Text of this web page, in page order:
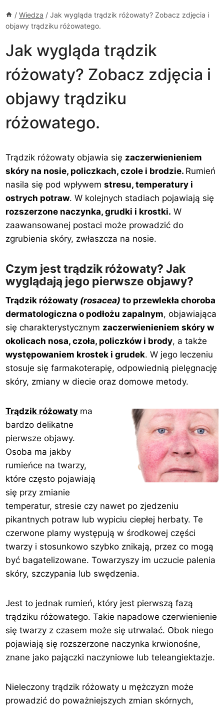
/ Wiedza / Jak wygląda trądzik różowaty? Zobacz zdjęcia i
objawy trądziku różowatego.
Jak wygląda trądzik
różowaty? Zobacz zdjęcia i
objawy trądziku
różowatego.
Trądzik różowaty objawia się zaczerwienieniem
skóry na nosie, policzkach, czole i brodzie. Rumień
nasila się pod wpływemstresu, temperatury i
ostrych potraw. W kolejnych stadiach pojawiają się
rozszerzone naczynka, grudki i krostki. W
zaawansowanej postaci może prowadzić do
zgrubienia skóry, zwłaszcza na nosie.
Czym jest trądzik różowaty? Jak
wyglądają jego pierwsze objawy?
Trądzik różowaty (rosacea) to przewlekła choroba
dermatologiczna o podłożu zapalnym, objawiająca
się charakterystycznym zaczerwienieniem skóry w
okolicach nosa, czoła, policzków i brody, a także
występowaniem krostek i grudek. W jego leczeniu
stosuje się farmakoterapię, odpowiednią pielęgnację
skóry, zmiany w diecie oraz domowe metody.
Trądzik różowaty ma
bardzo delikatne
pierwsze objawy.
Osoba ma jakby
rumieńce na twarzy,
które często pojawiają
się przy zmianie
temperatur, stresie czy nawet po zjedzeniu
pikantnych potraw lub wypiciu ciepłej herbaty. Te
czerwone plamy występują w środkowej części
twarzy i stosunkowo szybko znikają, przez co mogą
być bagatelizowane. Towarzyszy im uczucie palenia
skóry, szczypania lub swędzenia.
Jest to jednak rumień, który jest pierwszą fazą
trądziku różowatego. Takie napadowe czerwienienie
się twarzy z czasem może się utrwalać. Obok niego
pojawiają się rozszerzone naczynka krwionośne,
znane jako pajączki naczyniowe lub teleangiektazje.
Nieleczony trądzik różowaty u mężczyzn może
prowadzić do poważniejszych zmian skórnych,